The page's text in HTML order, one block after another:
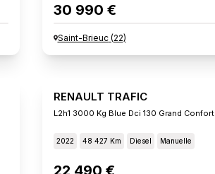
30 990 €
Saint-Brieuc(22)
RENAULT TRAFIC
L2h1 3000 Kg Blue Dci 130 Grand Confort
2022 48 427 Km Diesel Manuelle
22 490 €